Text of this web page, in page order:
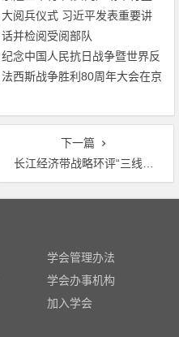
纪念中国人民抗日战争暨世界反
法西斯战争胜利80周年大会在京
阅兵仪式 习近平发表重要讲话
并检阅受阅部队下一篇
长江经济带战略环评“三线一单”编制安徽省工作推进会强调 坚持完整性一致性动态性科学性
学会管理办法
学会办事机构
加入学会